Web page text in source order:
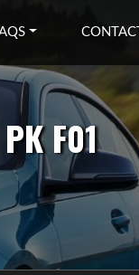
CONTACT
F01